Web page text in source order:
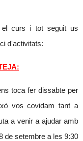
el curs i tot seguit us
d'activitats:
toca fer dissabte per
vos covidam tant a
a venir a ajudar amb
de setembre a les 9:30